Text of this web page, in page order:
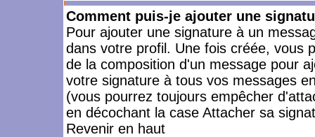
Comment puis-je ajouter une
Pour ajouter une signature à un
dans votre profil. Une fois créée, vous
de la composition d'un message pour
votre signature à tous vos messages
(vous pourrez toujours empêcher
en décochant la case Attacher sa
Revenir en haut